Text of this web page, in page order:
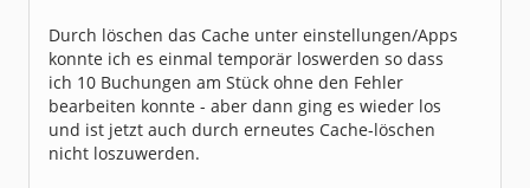
Durch löschen das Cache unter einstellungen/Apps
konnte ich es einmal temporär loswerden so dass
ich 10 Buchungen am Stück ohne den Fehler
bearbeiten konnte - aber dann ging es wieder los
und ist jetzt auch durch erneutes Cache-löschen
nicht loszuwerden.